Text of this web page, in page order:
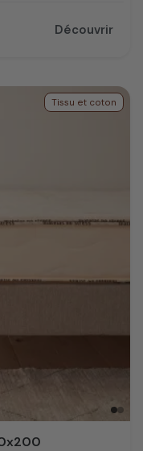
Découvrir
Tissu et coton